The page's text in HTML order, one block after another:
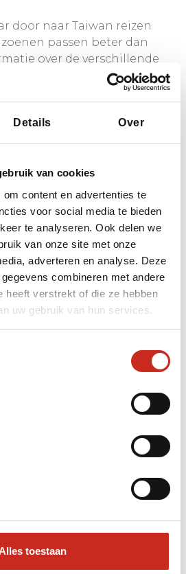
Details Over
van cookies
content en advertenties te
voor social media te bieden
te analyseren. Ook delen we
van onze site met onze
adverteren en analyse. Deze
combineren met andere
heeft verstrekt of die ze hebben
uw gebruik van hun services.
toestaan
door naar Taiwan reizen
passen beter dan
over de verschillende
elektriciteit, internet
uhier
paradijs voor